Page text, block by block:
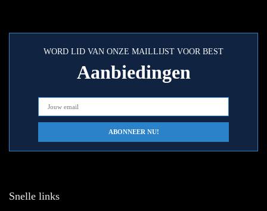
WORD LID VAN ONZE MAILLIJST VOOR BEST
Aanbiedingen
Snelle links